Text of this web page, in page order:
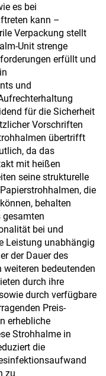
es bei
kann –
Verpackung stellt
Unit strenge
erfüllt und
und
für die Sicherheit
Vorschriften
übertrifft
da das
mit heißen
seine strukturelle
die
behalten
gesamten
bei und
Leistung unabhängig
der Dauer des
bedeutenden
durch ihre
durch verfügbare
Preis-
erhebliche
Strohhalme in
die
zu